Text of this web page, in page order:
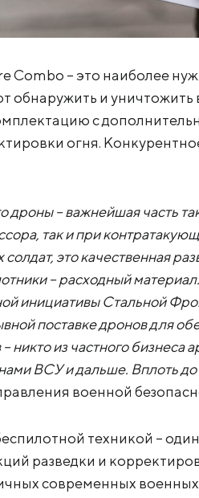
Combo – это наиболее
обнаружить и
с
огня.
дроны – важнейшая часть
так и при
солдат, это качественная
– расходный
инициативы Стальной
поставке дронов для
никто из частного
ВСУ и дальше. Вплоть
военной
техникой – один
разведки и
современных